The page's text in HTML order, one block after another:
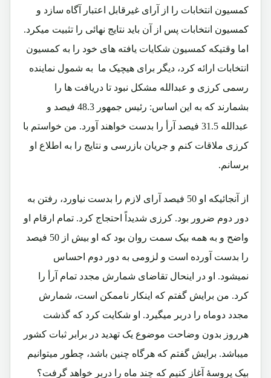
کمسیون انتخابات را از آرای غیرقابل اعتبار آگاه سازد و
کمسیون انتخابات پس از آن باید نتایج نهائی را تثبیت میکرد.
اما وقتیکه کمسیون شکایات یافته های خود را به کمسیون
انتخابات ارائه کرد، دیگر برای هیچیک ما به شمول نماینده
رسمی کرزی و عبدالله مشکل نبود تا دریافت ها را
بشمارند که به این اساس: رئیس جمهور 48.3 فیصد و
عبدالله 31.5 فیصد آرأ را بدست خواهند آورد. من خواستم با
کرزی ملاقات کنم و جریان بازرسی و نتایج را به اطلاع او
برسانم.
از آنجائیکه او 50 فیصد آرای لازم را بدست نیاورد، رفتن به
دور دوم ضرور بود. کرزی شدیداً احتجاج کرد. تمام ارقام او
واضح و به همه بیک سمت روان بود که او بیش از 50 فیصد
را بدست آورده است و لزومی به دور دوم احساس
نمیشود. او در اینحال تقاضای شمارش مجدد تمام آرأ را
کرد. من برایش گفتم که اینکار ناممکن است، شمارش
مجدد دوماه را دربر میگیرد. او شکایت کرد که گذشت
هرروز بدون وضاحت موضوع یک تهدید در برابر ثبات کشور
میباشد. برایش گفتم که هرگاه چنین باشد، چطور میتوانیم
بیک پروسۀ آغاز کنیم که چند ماه را دربر خواهد گرفت؟